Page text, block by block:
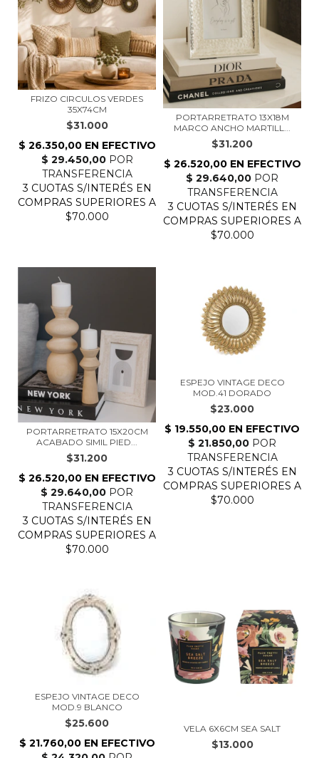
FRIZO CIRCULOS VERDES
35X74CM
$31.000
PORTARRETRATO 13X18M
MARCO ANCHO MARTILL...
$31.200
PORTARRETRATO 15X20CM
ACABADO SIMIL PIED...
$31.200
ESPEJO VINTAGE DECO
MOD.41 DORADO
$23.000
ESPEJO VINTAGE DECO
MOD.9 BLANCO
$25.600 VELA 6X6CM SEA SALT
$13.000